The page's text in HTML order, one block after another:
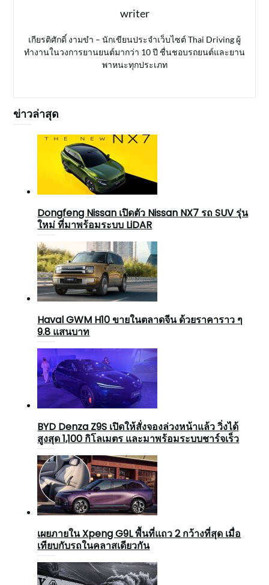
writer
เกียรติศักดิ์ งามขำ – นักเขียนประจำเว็บไซต์ Thai Driving ผู้
ทำงานในวงการยานยนต์มากว่า 10 ปี ชื่นชอบรถยนต์และยาน
พาหนะทุกประเภท
ข่าวล่าสุด
Dongfeng Nissan เปิดตัว Nissan NX7 รถ SUV รุ่น
ใหม่ ที่มาพร้อมระบบ LiDAR
Haval GWM H10 ขายในตลาดจีน ด้วยราคาราว ๆ
9.8 แสนบาท
BYD Denza Z9S เปิดให้สั่งจองล่วงหน้าแล้ว วิ่งได้
สูงสุด 1,100 กิโลเมตร และมาพร้อมระบบชาร์จเร็ว
เผยภายใน Xpeng G9L พื้นที่แถว 2 กว้างที่สุด เมื่อ
เทียบกับรถในคลาสเดียวกัน